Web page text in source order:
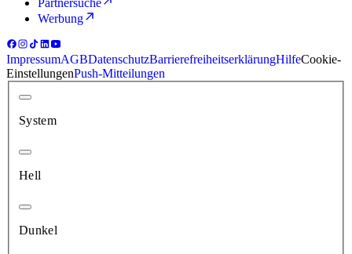
Werbung
ImpressumAGBDatenschutzBarrierefreiheitserklärungHilfeCookie-
EinstellungenPush-Mitteilungen
System
Hell
Dunkel